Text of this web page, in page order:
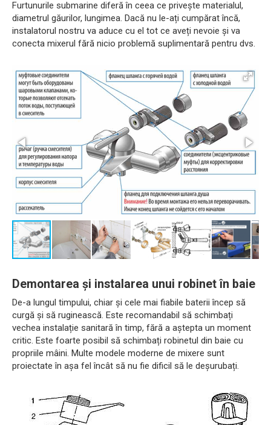
Furtunurile submarine diferă în ceea ce privește materialul,
diametrul găurilor, lungimea. Dacă nu le-ați cumpărat încă,
instalatorul nostru va aduce cu el tot ce aveți nevoie și va
conecta mixerul fără nicio problemă suplimentară pentru dvs.
Demontarea și instalarea unui robinet în baie
De-a lungul timpului, chiar și cele mai fiabile baterii încep să
curgă și să ruginească. Este recomandabil să schimbați
vechea instalație sanitară în timp, fără a aștepta un moment
critic. Este foarte posibil să schimbați robinetul din baie cu
propriile mâini. Multe modele moderne de mixere sunt
proiectate în așa fel încât să nu fie dificil să le deșurubați.